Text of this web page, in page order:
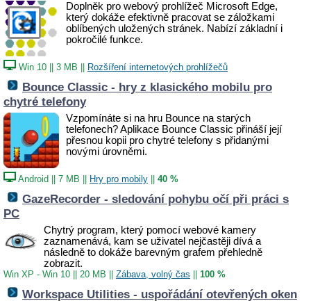
Doplněk pro webový prohlížeč Microsoft Edge,
který dokáže efektivně pracovat se záložkami
oblíbených uložených stránek. Nabízí základní i
pokročilé funkce.
Win 10 3 MB Rozšíření internetových prohlížečů
Bounce Classic - hry z klasického mobilu pro
chytré telefony
Vzpomínáte si na hru Bounce na starých
telefonech? Aplikace Bounce Classic přináší její
přesnou kopii pro chytré telefony s přidanými
novými úrovněmi.
Android 7 MB Hry pro mobily 40 %
GazeRecorder - sledování pohybu očí při práci s
PC
Chytrý program, který pomocí webové kamery
zaznamenává, kam se uživatel nejčastěji dívá a
následně to dokáže barevným grafem přehledně
zobrazit.
Win XP - Win 10 20 MB Zábava, volný čas 100 %
Workspace Utilities - uspořádání otevřených oken